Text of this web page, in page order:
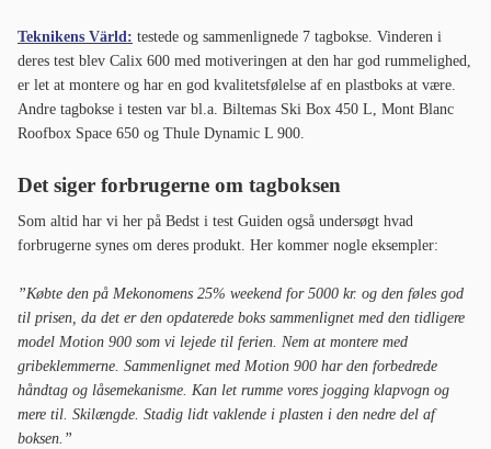
Teknikens Värld: testede og sammenlignede 7 tagbokse. Vinderen i
deres test blev Calix 600 med motiveringen at den har god rummelighed,
er let at montere og har en god kvalitetsfølelse af en plastboks at være.
Andre tagbokse i testen var bl.a. Biltemas Ski Box 450 L, Mont Blanc
Roofbox Space 650 og Thule Dynamic L 900.
Det siger forbrugerne om tagboksen
Som altid har vi her på Bedst i test Guiden også undersøgt hvad
forbrugerne synes om deres produkt. Her kommer nogle eksempler:
”Købte den på Mekonomens 25% weekend for 5000 kr. og den føles god
til prisen, da det er den opdaterede boks sammenlignet med den tidligere
model Motion 900 som vi lejede til ferien. Nem at montere med
gribeklemmerne. Sammenlignet med Motion 900 har den forbedrede
håndtag og låsemekanisme. Kan let rumme vores jogging klapvogn og
mere til. Skilængde. Stadig lidt vaklende i plasten i den nedre del af
boksen.”